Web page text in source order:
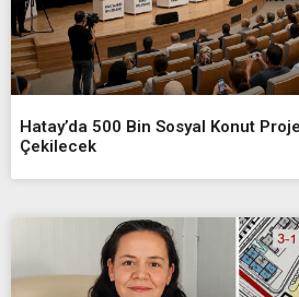
Hatay’da 500 Bin Sosyal Konut
Çekilecek